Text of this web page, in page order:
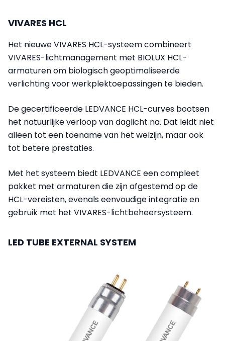
VIVARES HCL
Het nieuwe VIVARES HCL-systeem combineert
VIVARES-lichtmanagement met BIOLUX HCL-
armaturen om biologisch geoptimaliseerde
verlichting voor werkplektoepassingen te bieden.
De gecertificeerde LEDVANCE HCL-curves bootsen
het natuurlijke verloop van daglicht na. Dat leidt niet
alleen tot een toename van het welzijn, maar ook
tot betere prestaties.
Met het systeem biedt LEDVANCE een compleet
pakket met armaturen die zijn afgestemd op de
HCL-vereisten, evenals eenvoudige integratie en
gebruik met het VIVARES-lichtbeheersysteem.
LED TUBE EXTERNAL SYSTEM